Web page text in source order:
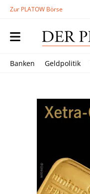
Zur PLATOW Börse
Banken Geldpolitik